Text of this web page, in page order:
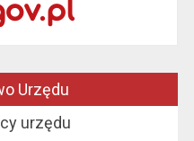
Urzędu
urzędu